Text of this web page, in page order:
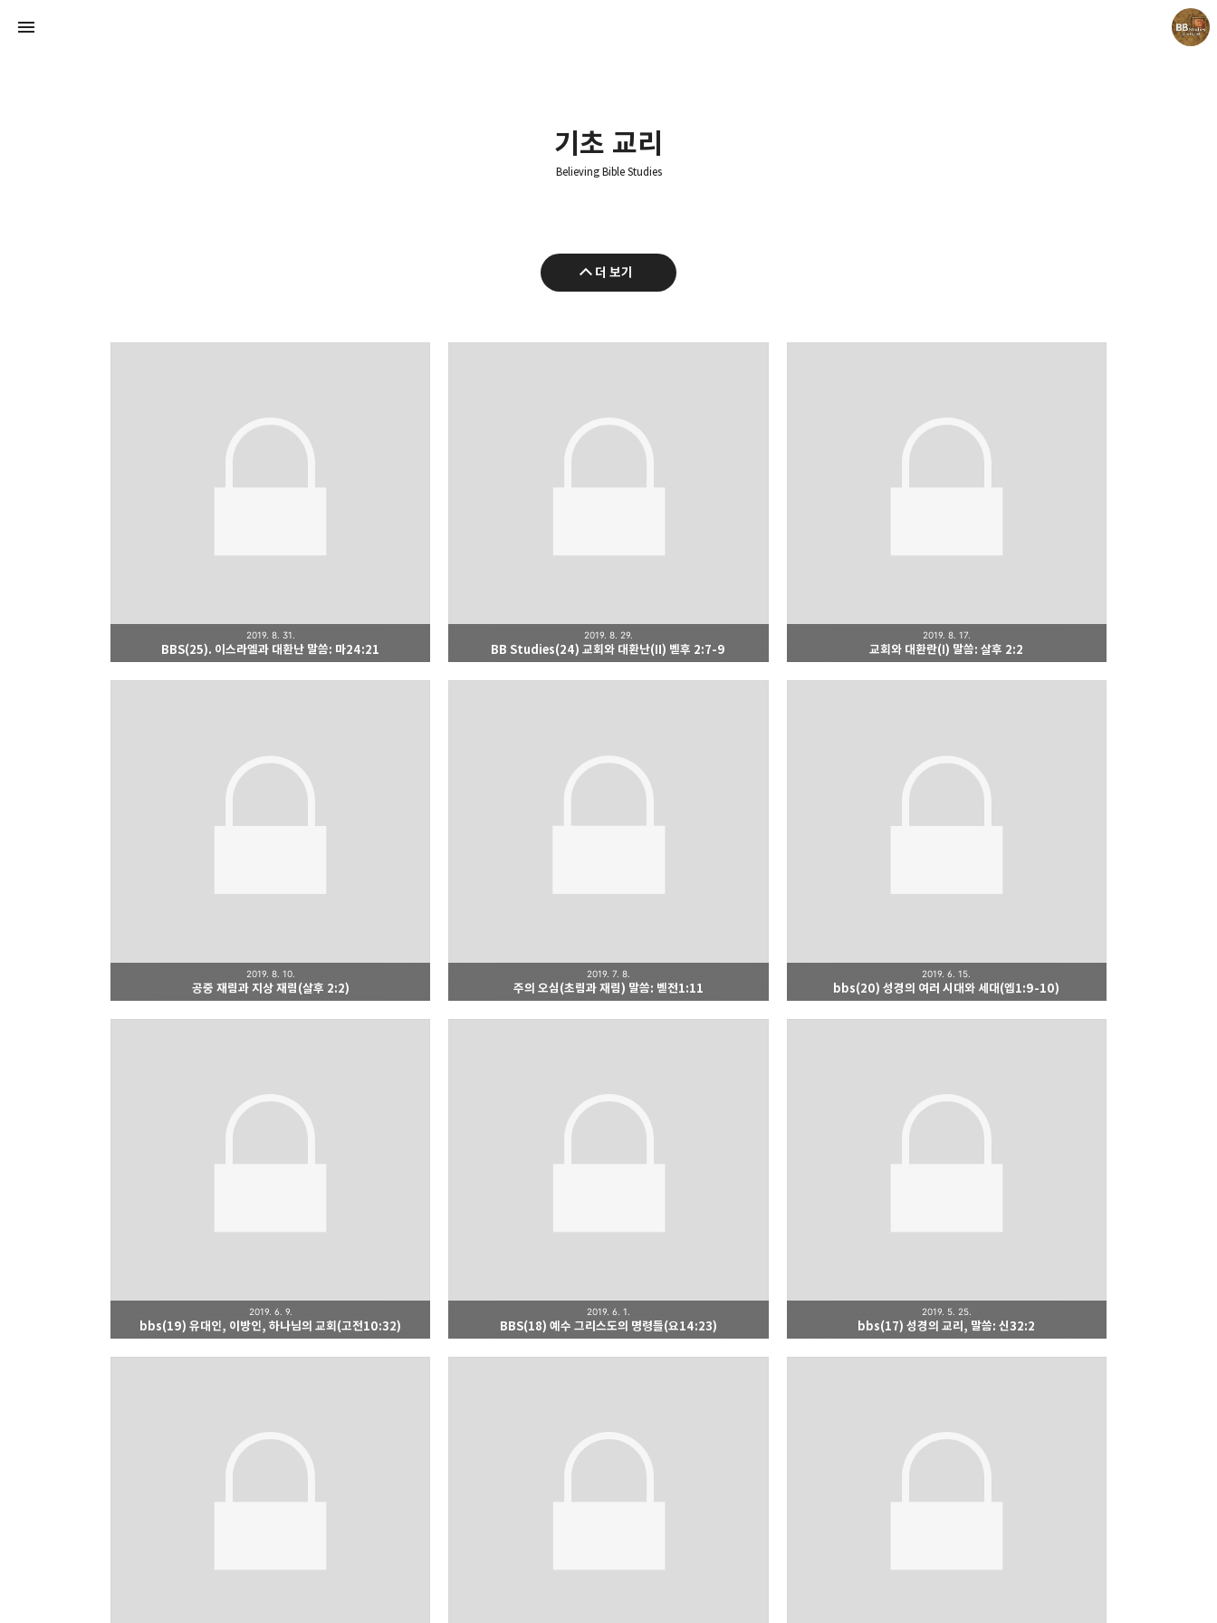
기초 교리
Believing Bible Studies
더 보기
BBS(25). 이스라엘과 대환난 말씀: 마24:21
2019. 8. 31.
BB Studies(24) 교회와 대환난(II) 벧후 2:7-9
2019. 8. 29.
교회와 대환란(I) 말씀: 살후 2:2
2019. 8. 17.
공중 재림과 지상 재림(살후 2:2)
2019. 8. 10.
주의 오심(초림과 재림) 말씀: 벧전1:11
2019. 7. 8.
bbs(20) 성경의 여러 시대와 세대(엡1:9-10)
2019. 6. 15.
bbs(19) 유대인, 이방인, 하나님의 교회(고전10:32)
2019. 6. 9.
BBS(18) 예수 그리스도의 명령들(요14:23)
2019. 6. 1.
bbs(17) 성경의 교리, 말씀: 신32:2
2019. 5. 25.